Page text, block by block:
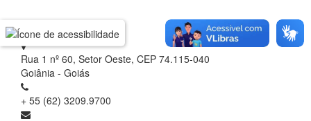
Rua 1 nº 60, Setor Oeste, CEP 74.115-040
Goiânia - Goiás
+ 55 (62) 3209.9700